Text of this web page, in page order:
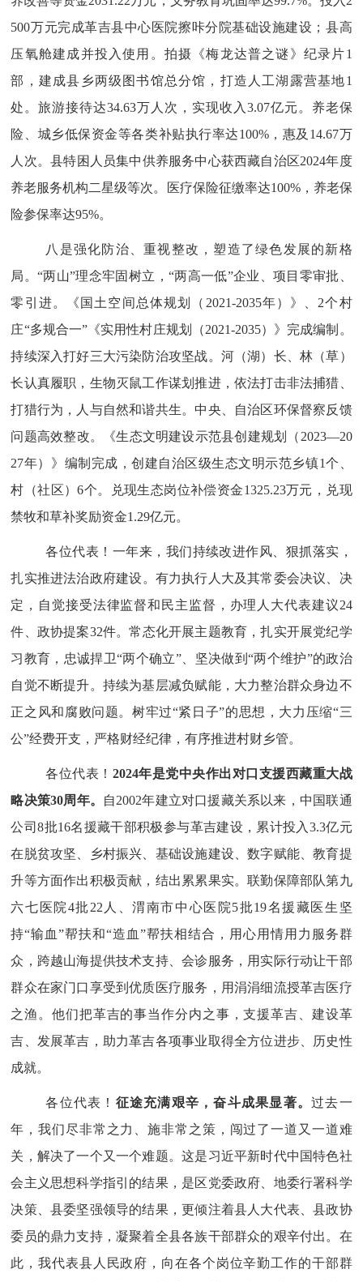
500万元完成革吉县中心医院擦咔分院基础设施建设；县高
压氧舱建成并投入使用。 拍摄《梅龙达普之谜》纪录片1
部，建成县乡两级图书馆总分馆，打造人工湖露营基地1
处。旅游接待达34.63万 人次，实现收入 3.07亿元。 养老保
险、城乡低保资金等各类补贴执行率达100%，惠及 14.67万
人次。县特困人员集中供养服务中心获西藏自治区2024年度
养老服务机构二星级等次。
医疗保险征缴率达100%，养老保
险参保率达95%。
八是强化防治、重视整改，塑造了绿色发展的新格
局。“两山”理念牢固树立 ， “两高一低”企业、项目零审批、
零引进。
《国土空间总体规划（ 2021-2035年）》、 2个村
庄“多规合一”《实用性村庄规划（2021-2035）》完成编制。
持续深入打好三大污染防治攻坚战。河（湖）长、林（草）
长认真履职， 生物灭鼠工作谋划推进，依法打击非法捕猎、
打猎行为，人与自然和谐共生。中央、自治区环保督察反馈
问题高效整改。 《生态文明建设示范县创建规划（ 2023—20
27年）》编制完成，创建自治区级生态文明示范乡镇1个、
村（社区）6个。 兑现生态岗位补偿资金1325.23万元，兑现
禁牧和草补奖励资金1.29亿元。
各位代表！ 一年来，我们持续改进作风、狠抓落实，
扎实推进法治政府建设 。有力执行人大及其常委会决议、决
定，自觉接受法律监督和民主监督，办理人大代表建议24
件、政协提案32件。常态化开展主题教育，扎实开展党纪学
习教育， 忠诚捍卫“两个确立”、坚决做到“两个维护”的政治
自觉不断提升。持续为基层减负赋能，大力整治群众身边不
正之风和腐败问题。树牢过“紧日子”的思想，大力压缩“三
公”经费开支，严格财经纪律，有序推进村财乡管。
各位代表！ 2024年是党中央作出对口支援西藏重大战
略决策30周年。 自2002年建立对口援藏关系以来，中国联通
公司8批16名援藏干部积极参与革吉建设，累计投入 3.3亿元
在脱贫攻坚、乡村振兴、基础设施建设、数字赋能、教育提
升等方面作出积极贡献，结出累累果实。联勤保障部队第九
六七医院4批22 人、渭南市中心医院5批19名援藏医生坚
持“输血”帮扶和“造血”帮扶相结合，用心用情用力服务群
众，跨越山海提供技术支持、会诊服务，用实际行动让干部
群众在家门口享受到优质医疗服务，用涓涓细流授革吉医疗
之渔。他们把革吉的事当作分内之事，支援革吉、建设革
吉、发展革吉，助力革吉各项事业取得全方位进步、历史性
成就。
各位代表！ 征途充满艰辛，奋斗成果显著。过去一
年，我们尽非常之力、施非常之策，闯过了一道又一道难
关，解决了一个又一个难题。这是习近平新时代中国特色社
会主义思想科学指引的结果，是区党委政府、地委行署科学
决策、县委坚强领导的结果，更倾注着县人大代表、县政协
委员的鼎力支持，凝聚着全县各族干部群众的艰辛付出。在
此，我代表县人民政府，向在各个岗位辛勤工作的干部群